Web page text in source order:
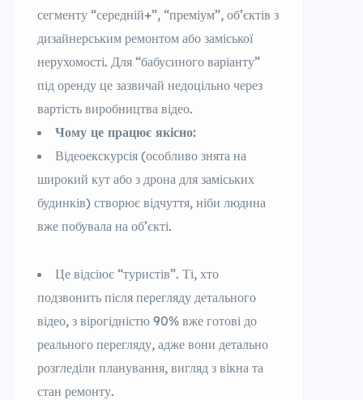
сегменту “середній+”, “преміум”, об’єктів з
дизайнерським ремонтом або заміської
нерухомості. Для “бабусиного варіанту”
під оренду це зазвичай недоцільно через
вартість виробництва відео.
Чому це працює якісно:
Відеоекскурсія (особливо знята на
широкий кут або з дрона для заміських
будинків) створює відчуття, ніби людина
вже побувала на об’єкті.
Це відсіює “туристів”. Ті, хто
подзвонить після перегляду детального
відео, з вірогідністю 90% вже готові до
реального перегляду, адже вони детально
розгледіли планування, вигляд з вікна та
стан ремонту.